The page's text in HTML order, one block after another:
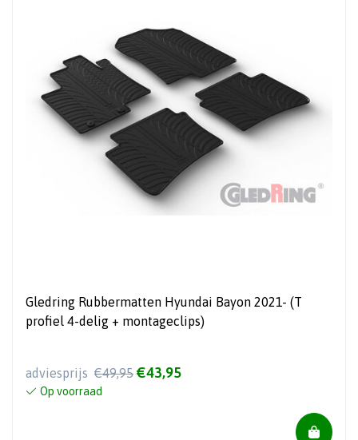
Gledring Rubbermatten Hyundai Bayon 2021- (T
profiel 4-delig + montageclips)
adviesprijs €49,95 €43,95
Op voorraad